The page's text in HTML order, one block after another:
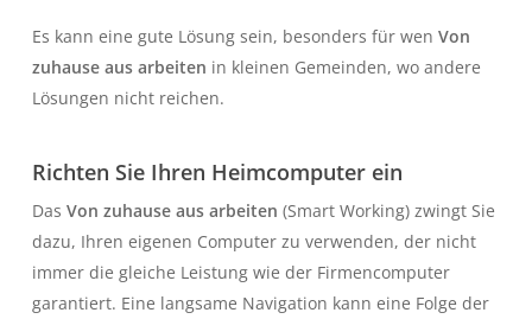
Es kann eine gute Lösung sein, besonders für wen Von
zuhause aus arbeiten in kleinen Gemeinden, wo andere
Lösungen nicht reichen.
Richten Sie Ihren Heimcomputer ein
Das Von zuhause aus arbeiten (Smart Working) zwingt Sie
dazu, Ihren eigenen Computer zu verwenden, der nicht
immer die gleiche Leistung wie der Firmencomputer
garantiert. Eine langsame Navigation kann eine Folge der